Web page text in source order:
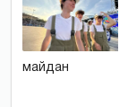
майдан